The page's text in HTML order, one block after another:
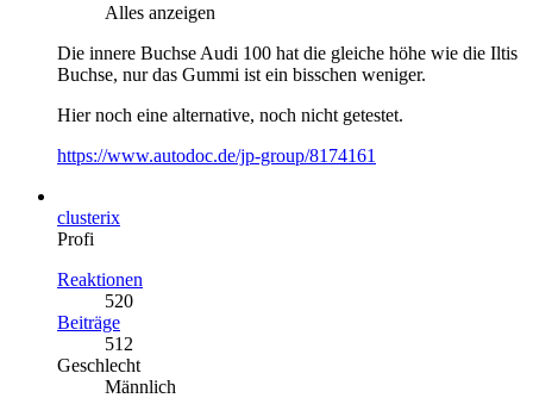
Alles anzeigen
Die innere Buchse Audi 100 hat die gleiche höhe wie die Iltis
Buchse, nur das Gummi ist ein bisschen weniger.
Hier noch eine alternative, noch nicht getestet.
https://www.autodoc.de/jp-group/8174161
clusterix
Profi
Reaktionen
520
Beiträge
512
Geschlecht
Männlich